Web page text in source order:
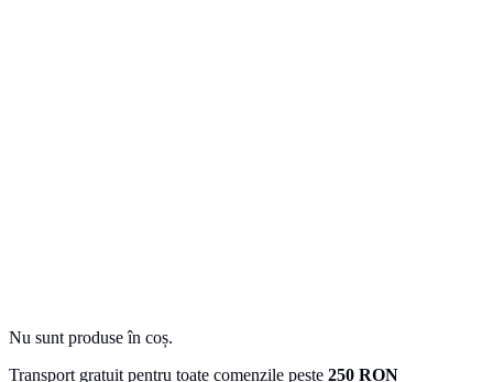
Nu sunt produse în coș.
Transport gratuit pentru toate comenzile peste 250 RON